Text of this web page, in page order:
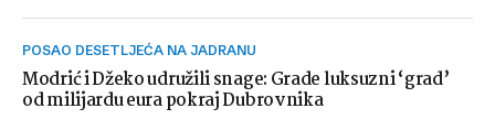
POSAO DESETLJEĆA NA JADRANU
Modrić i Džeko udružili snage: Grade luksuzni ‘grad’
od milijardu eura pokraj Dubrovnika